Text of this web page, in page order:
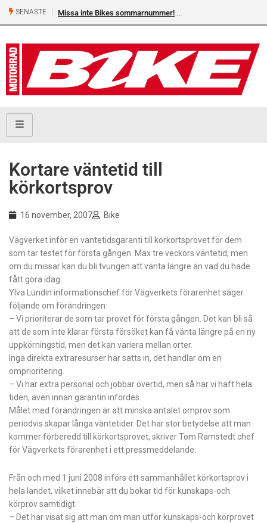
SENASTE Missa inte Bikes sommarnummer!
Kortare väntetid till
körkortsprov
16 november, 2007 Bike
Vägverket inför en väntetidsgaranti till körkortsprovet för dem
som tar testet för första gången. Max tre veckors väntetid, men
om du missar kan du bli tvungen att vänta längre än vad du hade
fått göra idag.
Ylva Lundin informationschef för Vägverkets förarenhet säger
följande om förändringen:
– Vi prioriterar de som tar provet för första gången. Det kan bli så
att de som inte klarar första försöket kan få vänta längre på en ny
uppkörningstid, men det kan variera mellan orter.
Inga direkta extraresurser har satts in, det handlar om en
omprioritering.
– Vi har extra personal och jobbar övertid, men så har vi haft hela
tiden, även innan garantin infördes.
Målet med förändringen är att minska antalet omprov som
periodvis skapar långa väntetider. Det har stor betydelse att man
kommer förberedd till körkortsprovet, skriver Tom Ramstedt chef
för Vägverkets förarenhet i ett pressmeddelande.
Från och med 1 juni 2008 införs ett sammanhållet körkortsprov i
hela landet, vilket innebär att du bokar tid för kunskaps-och
körprov samtidigt.
– Det har visat sig att man om man utför kunskaps-och körprovet